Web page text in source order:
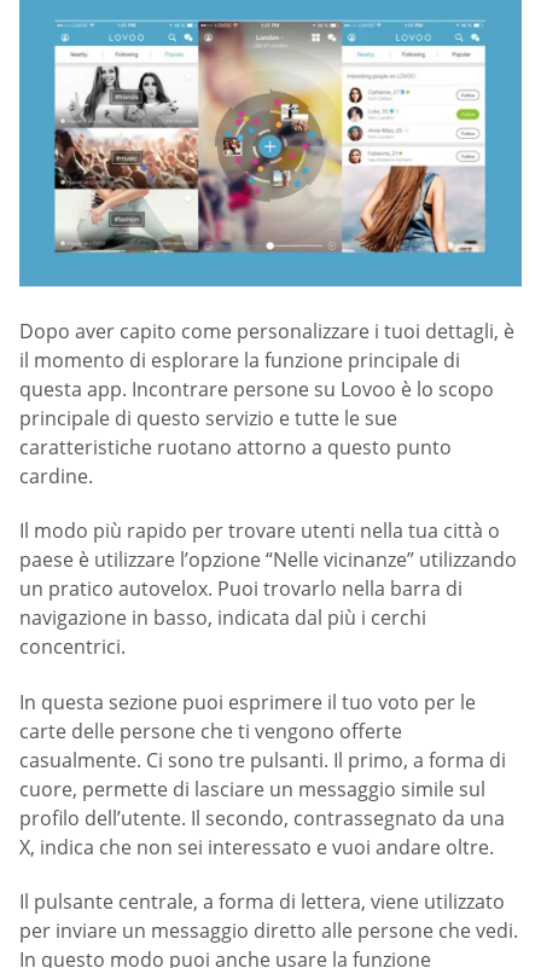
Dopo aver capito come personalizzare i tuoi dettagli, è
il momento di esplorare la funzione principale di
questa app. Incontrare persone su Lovoo è lo scopo
principale di questo servizio e tutte le sue
caratteristiche ruotano attorno a questo punto
cardine.
Il modo più rapido per trovare utenti nella tua città o
paese è utilizzare l’opzione “Nelle vicinanze” utilizzando
un pratico autovelox. Puoi trovarlo nella barra di
navigazione in basso, indicata dal più i cerchi
concentrici.
In questa sezione puoi esprimere il tuo voto per le
carte delle persone che ti vengono offerte
casualmente. Ci sono tre pulsanti. Il primo, a forma di
cuore, permette di lasciare un messaggio simile sul
profilo dell’utente. Il secondo, contrassegnato da una
X, indica che non sei interessato e vuoi andare oltre.
Il pulsante centrale, a forma di lettera, viene utilizzato
per inviare un messaggio diretto alle persone che vedi.
In questo modo puoi anche usare la funzione